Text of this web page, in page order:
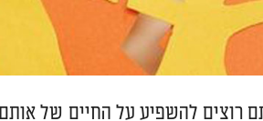
רוצים להשפיע על החיים של